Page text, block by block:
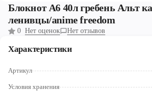
Коряжма
Котлас
Новодвинск
Северодвинск
Блокнот А6 40л гребень Альт
ленивцы/anime freedom
0 Нет оценок Нет отзывов
Характеристики
Артикул
Условия хранения